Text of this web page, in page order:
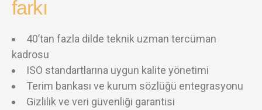
farkı
40’tan fazla dilde teknik uzman tercüman
kadrosu
ISO standartlarına uygun kalite yönetimi
Terim bankası ve kurum sözlüğü entegrasyonu
Gizlilik ve veri güvenliği garantisi